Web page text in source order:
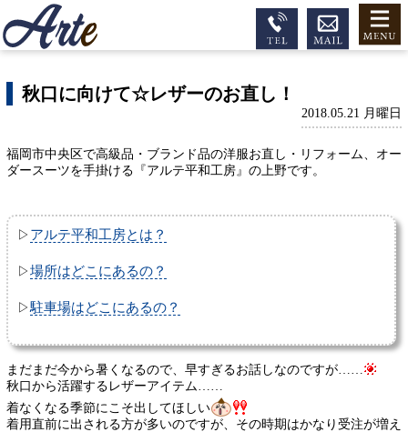
秋口に向けて☆レザーのお直し！
2018.05.21 月曜日
福岡市中央区で高級品・ブランド品の洋服お直し・リフォーム、オー
ダースーツを手掛ける『アルテ平和工房』の上野です。
▷ アルテ平和工房とは？
▷ 場所はどこにあるの？
▷ 駐車場はどこにあるの？
まだまだ今から暑くなるので、早すぎるお話しなのですが……
秋口から活躍するレザーアイテム……
着なくなる季節にこそ出してほしい
着用直前に出される方が多いのですが、その時期はかなり受注が増え